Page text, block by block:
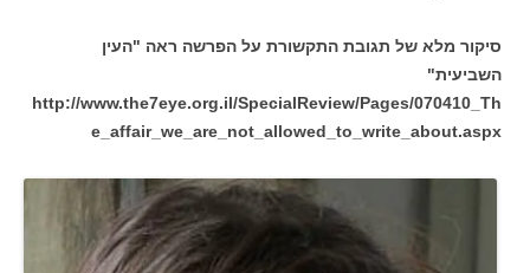
סיקור מלא של תגובת התקשורת על הפרשה ראה "העין
השביעית"
http://www.the7eye.org.il/SpecialReview/Pages/070410_Th
e_affair_we_are_not_allowed_to_write_about.aspx